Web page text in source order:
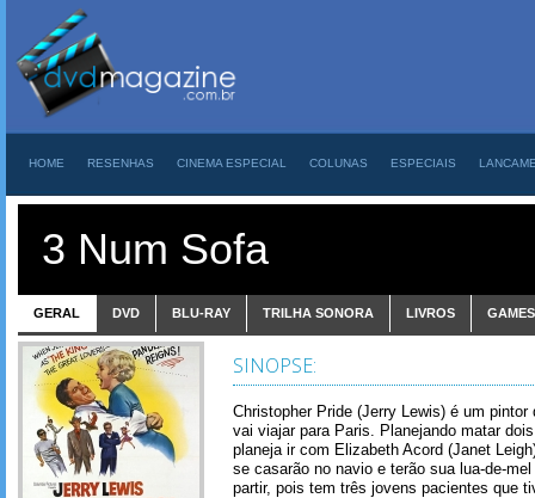
HOME RESENHAS CINEMA ESPECIAL COLUNAS ESPECIAIS
3 Num Sofa
GERAL DVD BLU-RAY TRILHA SONORA LIVROS GAMES
SINOPSE:
Christopher Pride (Jerry Lewis) é um
vai viajar para Paris. Planejando matar
planeja ir com Elizabeth Acord (Janet
se casarão no navio e terão sua lua-de-
partir, pois tem três jovens pacientes que